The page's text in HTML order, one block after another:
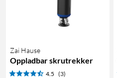
Zai Hause
Oppladbar skrutrekker
4.5 (3)